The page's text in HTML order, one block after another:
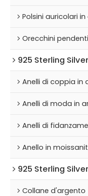
Polsini auricolari
Orecchini
925 Sterling
Anelli di coppia in
Anelli di moda in
Anelli di
Anello in
925 Sterling
Collane d'argento